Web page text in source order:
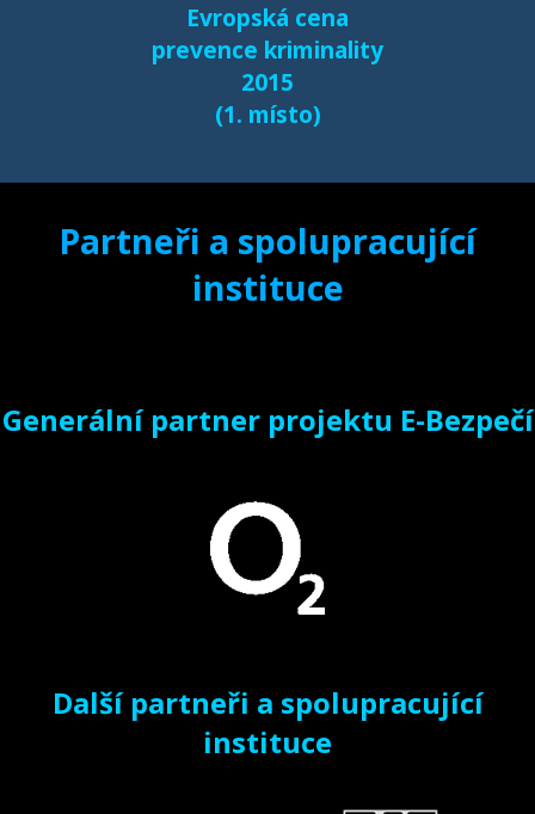
Evropská cena
prevence kriminality
2015
(1. místo)
Partneři a spolupracující
instituce
Generální partner projektu E-Bezpečí
Další partneři a spolupracující
instituce